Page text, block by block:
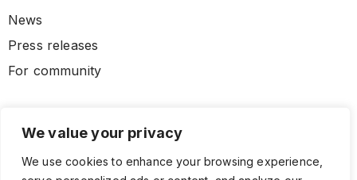
We value your privacy
We use cookies to enhance your browsing experience,
News
Press releases
For community